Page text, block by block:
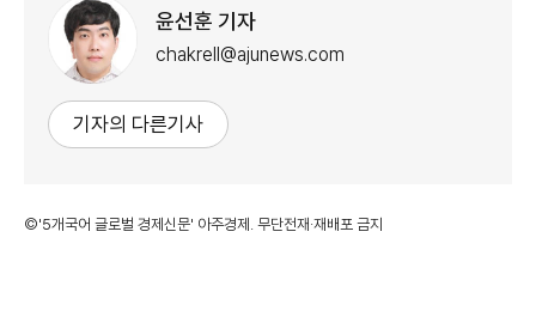
윤선훈 기자
chakrell@ajunews.com
기자의 다른기사
©'5개국어 글로벌 경제신문' 아주경제. 무단전재·재배포 금지